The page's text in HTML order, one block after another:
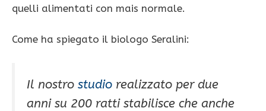
quelli alimentati con mais normale.
Come ha spiegato il biologo Seralini:
Il nostro studio realizzato per due
anni su 200 ratti stabilisce che anche